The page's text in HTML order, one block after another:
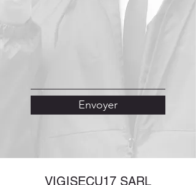
Envoyer
VIGISECU17 SARL